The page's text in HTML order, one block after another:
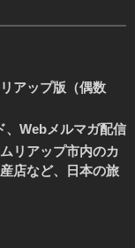
アップ版（偶数
、Webメルマガ配信
リアップ市内のカ
店など、日本の旅